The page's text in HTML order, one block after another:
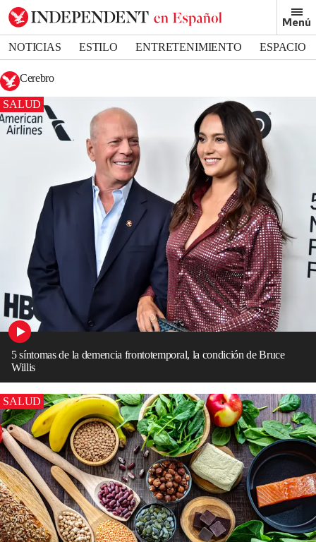
Menú
NOTICIAS ESTILO ENTRETENIMIENTO
ESPACIO
DEPORTES
Cerebro
SALUD
5 síntomas de la demencia frontotemporal, la condición de Bruce
Willis
SALUD